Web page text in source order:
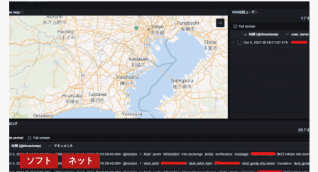
ソフト ネット